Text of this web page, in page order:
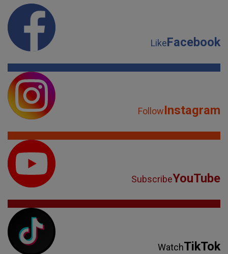
LikeFacebook
FollowInstagram
SubscribeYouTube
WatchTikTok